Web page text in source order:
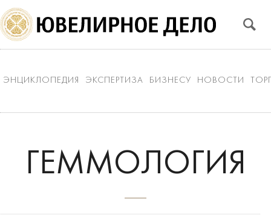
ЭНЦИКЛОПЕДИЯ ЭКСПЕРТИЗА БИЗНЕСУ НОВОСТИ
ГЕММОЛОГИЯ